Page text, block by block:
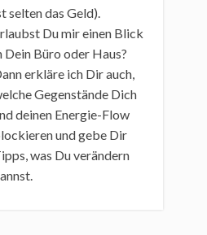
selten das Geld).
Du mir einen Blick
Dein Büro oder Haus?
erkläre ich Dir auch,
Gegenstände Dich
deinen Energie-Flow
und gebe Dir
was Du verändern